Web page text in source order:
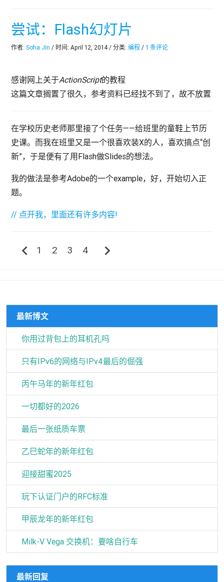
尝试：Flash幻灯片
作者:Soha Jin / 时间: April 12, 2014 / 分类:编程 /1 条评论
感谢网上关于ActionScript的教程
这篇文章搁置了很久，参考资料已经找不到了，故不放置
在学校历史老师那里接了个任务——给班里的童鞋上节历
史课。而我在班里又是一个很喜欢装X的人，喜欢搞点“创
新”，于是便有了用Flash做Slides的想法。
我的做法是参考Adobe的一个example，好，开始切入正
题。
// 点开我，里面还有许多内容!
chevron_left 1 2 3 4 chevron_right
最新博文
你用过背包上的耳机孔吗
只有IPv6的网络与IPv4最后的倔强
丙午马年的新年红包
一切都好的2026
最后一张纸质车票
乙巳蛇年的新年红包
迎接甜蜜2025
玩下认证门户的RFC标准
甲辰龙年的新年红包
Milk-V Vega 交换机：要啥自行车
最新回复